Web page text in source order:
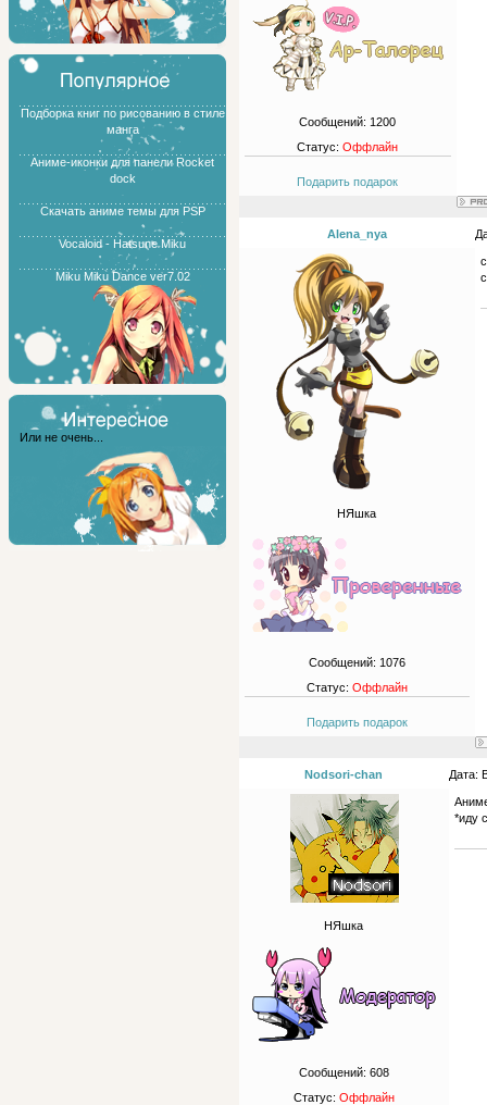
Подборка книг по рисованию в стиле
манга
Аниме-иконки для панели Rocket
dock
Скачать аниме темы для PSP
Vocaloid - Hatsune Miku
Miku Miku Dance ver7.02
Или не очень...
Сообщений: 1200
Статус:Оффлайн
Подарить подарок
Alena_nya
НЯшка
Сообщений: 1076
Статус: Оффлайн
Подарить подарок
Nodsori-chan Дата:
НЯшка
Сообщений: 608
Статус: Оффлайн
*иду